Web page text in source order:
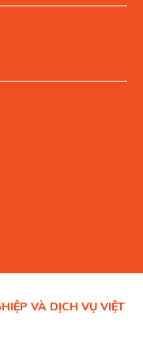
VÀ DỊCH VỤ VIỆT